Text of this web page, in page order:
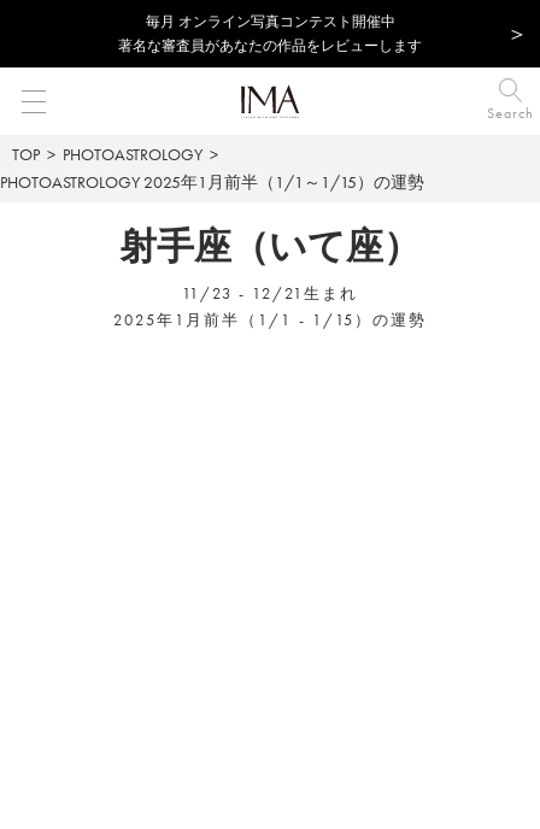
毎⽉ オンライン写真コンテスト開催中
著名な審査員があなたの作品をレビューします
Search
TOP
PHOTOASTROLOGY
PHOTOASTROLOGY 2025年1月前半（1/1～1/15）の運勢
射手座（いて座）
11/23 - 12/21生まれ
2025年1月前半（1/1 - 1/15）の運勢